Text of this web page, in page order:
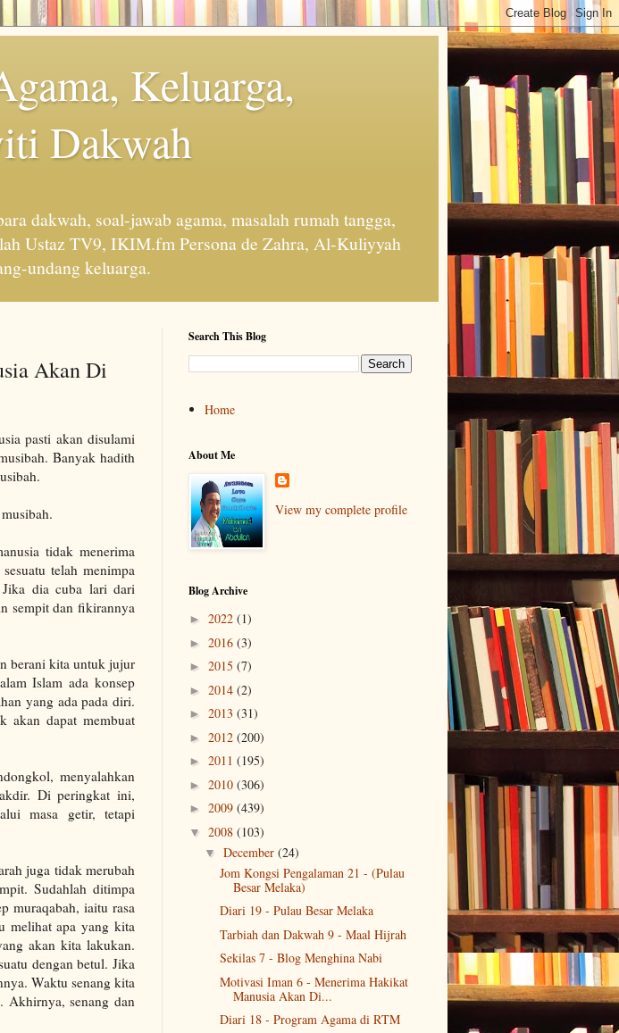
Keluarga,
Dakwah
dakwah, soal-jawab agama, masalah rumah tangga,
Ustaz TV9, IKIM.fm Persona de Zahra, Al-Kuliyyah
undang keluarga.
Akan Di
pasti akan disulami
Banyak hadith
tidak menerima
telah menimpa
dia cuba lari dari
sempit dan fikirannya
berani kita untuk jujur
Islam ada konsep
yang ada pada diri.
akan dapat membuat
menyalahkan
Di peringkat ini,
masa getir, tetapi
juga tidak merubah
Sudahlah ditimpa
muraqabah, iaitu rasa
melihat apa yang kita
akan kita lakukan.
dengan betul. Jika
Waktu senang kita
Akhirnya, senang dan
Search This Blog
Home
About Me
View my complete profile
Blog Archive
► 2022 (1)
► 2016 (3)
► 2015 (7)
► 2014 (2)
► 2013 (31)
► 2012 (200)
► 2011 (195)
► 2010 (306)
► 2009 (439)
▼ 2008 (103)
▼ December (24)
Jom Kongsi Pengalaman 21 - (Pulau
Besar Melaka)
Diari 19 - Pulau Besar Melaka
Tarbiah dan Dakwah 9 - Maal Hijrah
Sekilas 7 - Blog Menghina Nabi
Motivasi Iman 6 - Menerima Hakikat
Manusia Akan Di...
Diari 18 - Program Agama di RTM